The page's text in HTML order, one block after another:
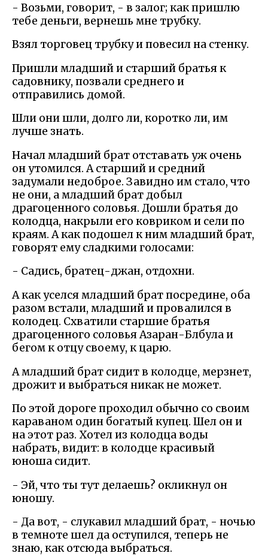
- Возьми, говорит, - в залог; как пришлю
тебе деньги, вернешь мне трубку.
Взял торговец трубку и повесил на стенку.
Пришли младший и старший братья к
садовнику, позвали среднего и
отправились домой.
Шли они шли, долго ли, коротко ли, им
лучше знать.
Начал младший брат отставать уж очень
он утомился. А старший и средний
задумали недоброе. Завидно им стало, что
не они, а младший брат добыл
драгоценного соловья. Дошли братья до
колодца, накрыли его ковриком и сели по
краям. А как подошел к ним младший брат,
говорят ему сладкими голосами:
- Садись, братец-джан, отдохни.
А как уселся младший брат посредине, оба
разом встали, младший и провалился в
колодец. Схватили старшие братья
драгоценного соловья Азаран-Блбула и
бегом к отцу своему, к царю.
А младший брат сидит в колодце, мерзнет,
дрожит и выбраться никак не может.
По этой дороге проходил обычно со своим
караваном один богатый купец. Шел он и
на этот раз. Хотел из колодца воды
набрать, видит: в колодце красивый
юноша сидит.
- Эй, что ты тут делаешь? окликнул он
юношу.
- Да вот, - слукавил младший брат, - ночью
в темноте шел да оступился, теперь не
знаю, как отсюда выбраться.